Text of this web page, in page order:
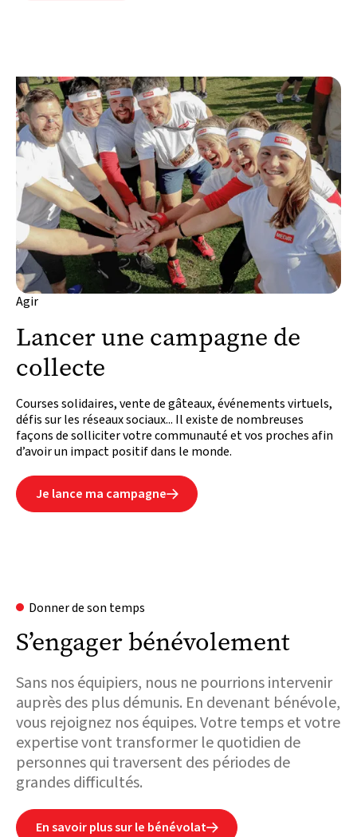
Agir
Lancer une campagne de
collecte
Courses solidaires, vente de gâteaux, événements virtuels,
défis sur les réseaux sociaux... Il existe de nombreuses
façons de solliciter votre communauté et vos proches afin
d’avoir un impact positif dans le monde.
Je lance ma campagne
Donner de son temps
S’engager bénévolement
Sans nos équipiers, nous ne pourrions intervenir
auprès des plus démunis. En devenant bénévole,
vous rejoignez nos équipes. Votre temps et votre
expertise vont transformer le quotidien de
personnes qui traversent des périodes de
grandes difficultés.
En savoir plus sur le bénévolat